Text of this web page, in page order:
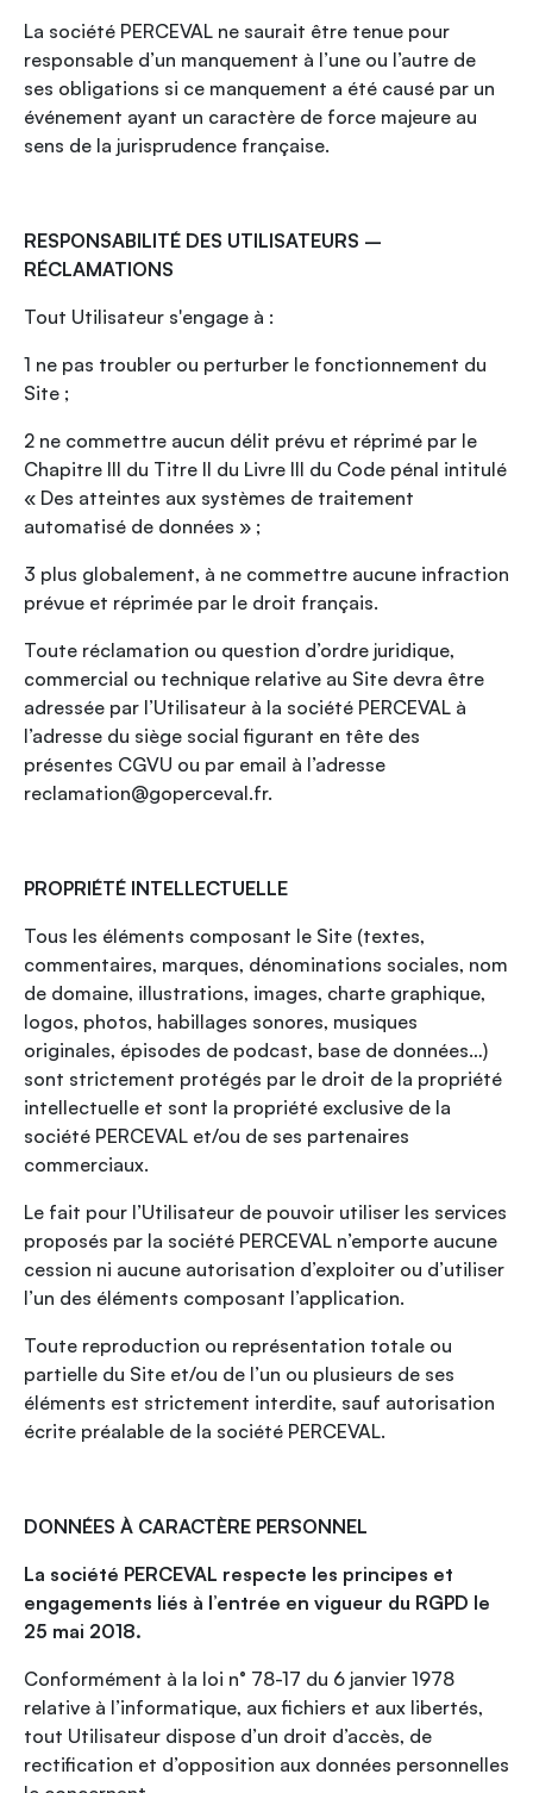
La société PERCEVAL ne saurait être tenue pour
responsable d’un manquement à l’une ou l’autre de
ses obligations si ce manquement a été causé par un
événement ayant un caractère de force majeure au
sens de la jurisprudence française.
RESPONSABILITÉ DES UTILISATEURS –
RÉCLAMATIONS
Tout Utilisateur s'engage à :
1 ne pas troubler ou perturber le fonctionnement du
Site ;
2 ne commettre aucun délit prévu et réprimé par le
Chapitre III du Titre II du Livre III du Code pénal intitulé
« Des atteintes aux systèmes de traitement
automatisé de données » ;
3 plus globalement, à ne commettre aucune infraction
prévue et réprimée par le droit français.
Toute réclamation ou question d’ordre juridique,
commercial ou technique relative au Site devra être
adressée par l’Utilisateur à la société PERCEVAL à
l’adresse du siège social figurant en tête des
présentes CGVU ou par email à l’adresse
reclamation@goperceval.fr.
PROPRIÉTÉ INTELLECTUELLE
Tous les éléments composant le Site (textes,
commentaires, marques, dénominations sociales, nom
de domaine, illustrations, images, charte graphique,
logos, photos, habillages sonores, musiques
originales, épisodes de podcast, base de données…)
sont strictement protégés par le droit de la propriété
intellectuelle et sont la propriété exclusive de la
société PERCEVAL et/ou de ses partenaires
commerciaux.
Le fait pour l’Utilisateur de pouvoir utiliser les services
proposés par la société PERCEVAL n’emporte aucune
cession ni aucune autorisation d’exploiter ou d’utiliser
l’un des éléments composant l’application.
Toute reproduction ou représentation totale ou
partielle du Site et/ou de l’un ou plusieurs de ses
éléments est strictement interdite, sauf autorisation
écrite préalable de la société PERCEVAL.
DONNÉES À CARACTÈRE PERSONNEL
La société PERCEVAL respecte les principes et
engagements liés à l’entrée en vigueur du RGPD le
25 mai 2018.
Conformément à la loi n° 78-17 du 6 janvier 1978
relative à l’informatique, aux fichiers et aux libertés,
tout Utilisateur dispose d’un droit d’accès, de
rectification et d’opposition aux données personnelles